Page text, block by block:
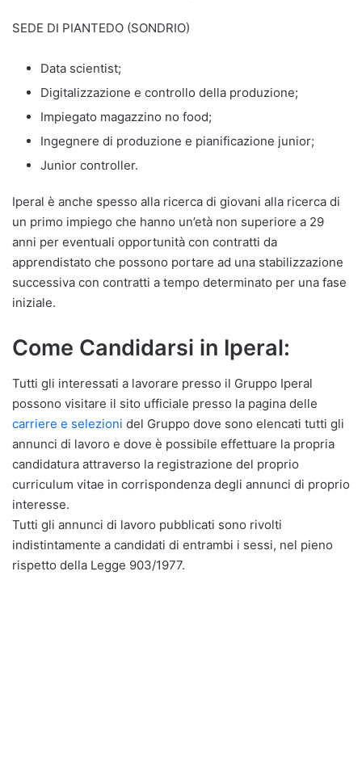
SEDE DI PIANTEDO (SONDRIO)
Data scientist;
Digitalizzazione e controllo della produzione;
Impiegato magazzino no food;
Ingegnere di produzione e pianificazione junior;
Junior controller.
Iperal è anche spesso alla ricerca di giovani alla ricerca di
un primo impiego che hanno un’età non superiore a 29
anni per eventuali opportunità con contratti da
apprendistato che possono portare ad una stabilizzazione
successiva con contratti a tempo determinato per una fase
iniziale.
Come Candidarsi in Iperal:
Tutti gli interessati a lavorare presso il Gruppo Iperal
possono visitare il sito ufficiale presso la pagina delle
carriere e selezioni del Gruppo dove sono elencati tutti gli
annunci di lavoro e dove è possibile effettuare la propria
candidatura attraverso la registrazione del proprio
curriculum vitae in corrispondenza degli annunci di proprio
interesse.
Tutti gli annunci di lavoro pubblicati sono rivolti
indistintamente a candidati di entrambi i sessi, nel pieno
rispetto della Legge 903/1977.